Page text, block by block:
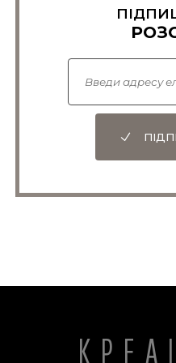
геологів побачити
вони намагаються
спостерігаються в
невірного підходу в
надприродне
Woodmorappe, 1983.
Artesian Basin,